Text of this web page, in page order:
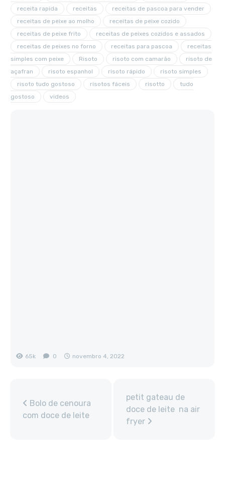
receita rapida
receitas
receitas de pascoa para vender
receitas de peixe ao molho
receitas de peixe cozido
receitas de peixe frito
receitas de peixes cozidos e assados
receitas de peixes no forno
receitas para pascoa
receitas
simples com peixe
Risoto risoto com camarão
risoto de
açafran
risoto espanhol risoto rápido
risoto simples
risoto tudo gostoso
risotos fáceis risotto
tudo
gostoso
videos
65k 0 novembro 4, 2022
Bolo de cenoura
com doce de leite
petit gateau de
doce de leite na air
fryer